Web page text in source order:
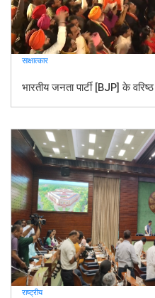
साक्षात्कार
भारतीय जनता पार्टी [BJP] के
राष्ट्रीय